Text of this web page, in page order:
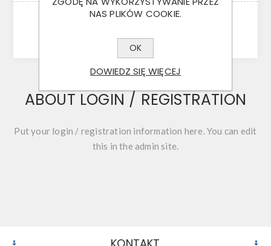
ABOUT LOGIN / REGISTRATION
Put your login / registration information here. You can edit
this in the admin site.
NAS PLIKÓW COOKIE.
OK
DOWIEDZ SIĘ WIĘCEJ